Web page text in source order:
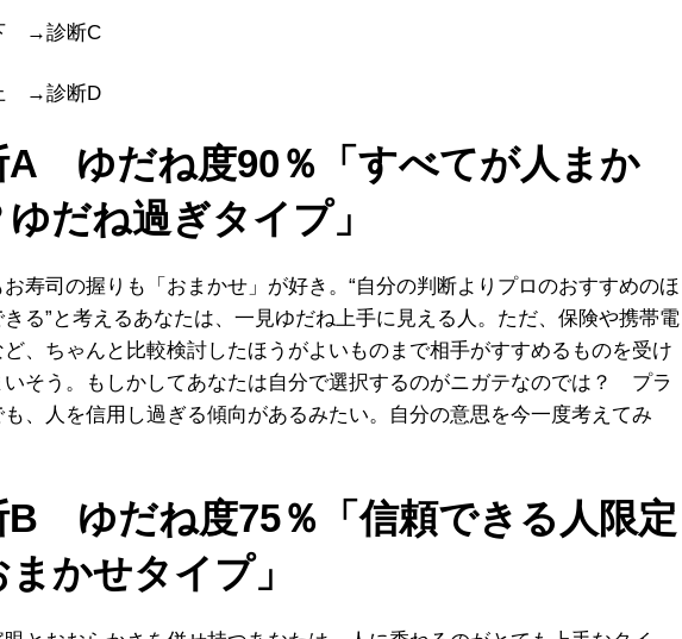
→診断C
→診断D
A ゆだね度90％「すべてが人まか
だね過ぎタイプ」
寿司の握りも「おまかせ」が好き。“自分の判断よりプロのおすすめのほ
きる”と考えるあなたは、一見ゆだね上手に見える人。ただ、保険や携帯電
、ちゃんと比較検討したほうがよいものまで相手がすすめるものを受け
いそう。もしかしてあなたは自分で選択するのがニガテなのでは？ プラ
、人を信用し過ぎる傾向があるみたい。自分の意思を今一度考えてみ
B ゆだね度75％「信頼できる人限定
かせタイプ」